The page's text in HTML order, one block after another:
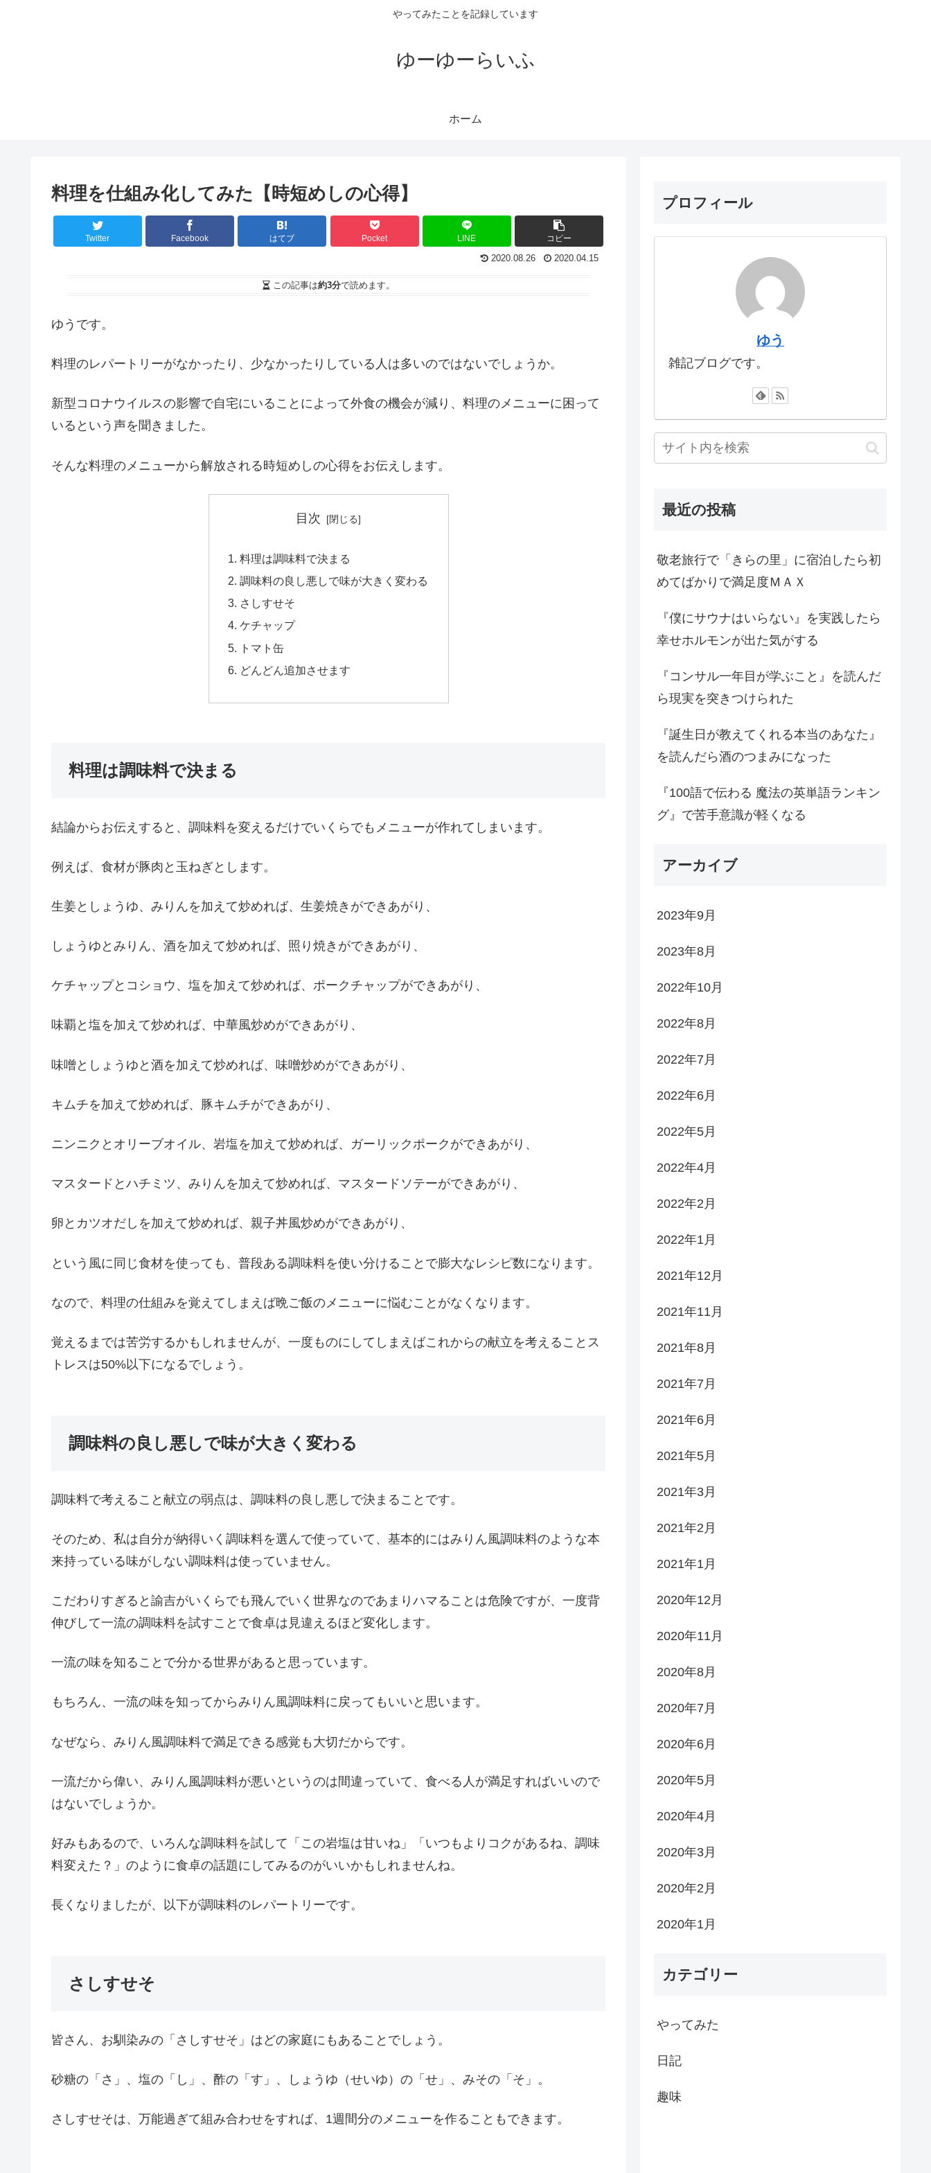
やってみたことを記録しています
ゆーゆーらいふ
ホーム
料理を仕組み化してみた【時短めしの心得】
Twitter Facebook はてブ Pocket LINE コピー
2020.08.26 2020.04.15
この記事は約3分で読めます。
ゆうです。
料理のレパートリーがなかったり、少なかったりしている人は多いのではないでしょうか。
新型コロナウイルスの影響で自宅にいることによって外食の機会が減り、料理のメニューに困って
いるという声を聞きました。
そんな料理のメニューから解放される時短めしの心得をお伝えします。
目次
料理は調味料で決まる
調味料の良し悪しで味が大きく変わる
さしすせそ
ケチャップ
トマト缶
どんどん追加させます
料理は調味料で決まる
結論からお伝えすると、調味料を変えるだけでいくらでもメニューが作れてしまいます。
例えば、食材が豚肉と玉ねぎとします。
生姜としょうゆ、みりんを加えて炒めれば、生姜焼きができあがり、
しょうゆとみりん、酒を加えて炒めれば、照り焼きができあがり、
ケチャップとコショウ、塩を加えて炒めれば、ポークチャップができあがり、
味覇と塩を加えて炒めれば、中華風炒めができあがり、
味噌としょうゆと酒を加えて炒めれば、味噌炒めができあがり、
キムチを加えて炒めれば、豚キムチができあがり、
ニンニクとオリーブオイル、岩塩を加えて炒めれば、ガーリックポークができあがり、
マスタードとハチミツ、みりんを加えて炒めれば、マスタードソテーができあがり、
卵とカツオだしを加えて炒めれば、親子丼風炒めができあがり、
という風に同じ食材を使っても、普段ある調味料を使い分けることで膨大なレシピ数になります。
なので、料理の仕組みを覚えてしまえば晩ご飯のメニューに悩むことがなくなります。
覚えるまでは苦労するかもしれませんが、一度ものにしてしまえばこれからの献立を考えることス
トレスは50%以下になるでしょう。
調味料の良し悪しで味が大きく変わる
調味料で考えること献立の弱点は、調味料の良し悪しで決まることです。
そのため、私は自分が納得いく調味料を選んで使っていて、基本的にはみりん風調味料のような本
来持っている味がしない調味料は使っていません。
こだわりすぎると諭吉がいくらでも飛んでいく世界なのであまりハマることは危険ですが、一度背
伸びして一流の調味料を試すことで食卓は見違えるほど変化します。
一流の味を知ることで分かる世界があると思っています。
もちろん、一流の味を知ってからみりん風調味料に戻ってもいいと思います。
なぜなら、みりん風調味料で満足できる感覚も大切だからです。
一流だから偉い、みりん風調味料が悪いというのは間違っていて、食べる人が満足すればいいので
はないでしょうか。
好みもあるので、いろんな調味料を試して「この岩塩は甘いね」「いつもよりコクがあるね、調味
料変えた？」のように食卓の話題にしてみるのがいいかもしれませんね。
長くなりましたが、以下が調味料のレパートリーです。
さしすせそ
皆さん、お馴染みの「さしすせそ」はどの家庭にもあることでしょう。
砂糖の「さ」、塩の「し」、酢の「す」、しょうゆ（せいゆ）の「せ」、みその「そ」。
さしすせそは、万能過ぎて組み合わせをすれば、1週間分のメニューを作ることもできます。
プロフィール
ゆう
雑記ブログです。
最近の投稿
敬老旅行で「きらの里」に宿泊したら初
めてばかりで満足度ＭＡＸ
『僕にサウナはいらない』を実践したら
幸せホルモンが出た気がする
『コンサル一年目が学ぶこと』を読んだ
ら現実を突きつけられた
『誕生日が教えてくれる本当のあなた』
を読んだら酒のつまみになった
『100語で伝わる 魔法の英単語ランキン
グ』で苦手意識が軽くなる
アーカイブ
2023年9月
2023年8月
2022年10月
2022年8月
2022年7月
2022年6月
2022年5月
2022年4月
2022年2月
2022年1月
2021年12月
2021年11月
2021年8月
2021年7月
2021年6月
2021年5月
2021年3月
2021年2月
2021年1月
2020年12月
2020年11月
2020年8月
2020年7月
2020年6月
2020年5月
2020年4月
2020年3月
2020年2月
2020年1月
カテゴリー
やってみた
日記
趣味